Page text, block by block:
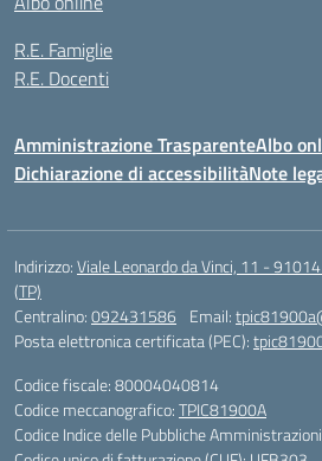
R.E. Famiglie
R.E. Docenti
Amministrazione TrasparenteAlbo
Dichiarazione di accessibilitàNote
Indirizzo:Viale Leonardo da Vinci, 11 -
(TP)
Centralino:092431586 Email:
Posta elettronica certificata (PEC):
Codice fiscale: 80004040814
Codice meccanografico:TPIC81900A
Codice Indice delle Pubbliche